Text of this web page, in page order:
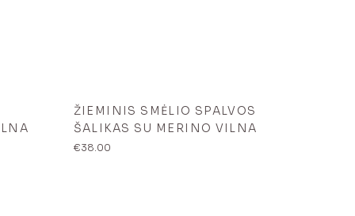
ŽIEMINIS SMĖLIO SPALVOS
ŠALIKAS SU MERINO VILNA
€38.00